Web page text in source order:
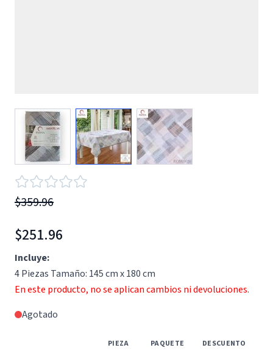
View larger imageView larger imageView larger image
$359.96
$251.96
Incluye:
4 Piezas Tamaño: 145 cm x 180 cm
En este producto, no se aplican cambios ni devoluciones.
Agotado
PIEZA PAQUETE DESCUENTO